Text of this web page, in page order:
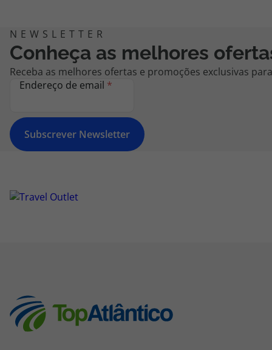
Conheça as melhores
Receba as melhores ofertas e promoções exclusivas
Endereço de email *
Subscrever Newsletter